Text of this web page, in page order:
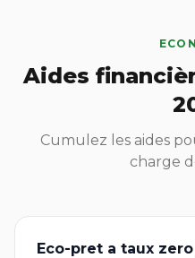
Aides
Cumulez les aides
charge
Eco-pret a taux zero